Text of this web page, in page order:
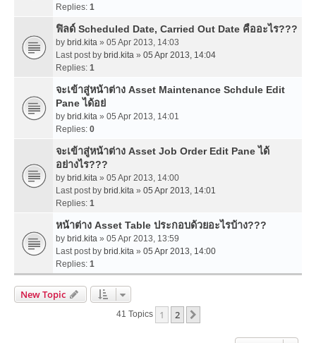
Replies: 1
ฟิลด์ Scheduled Date, Carried Out Date คืออะไร???
by brid.kita » 05 Apr 2013, 14:03
Last post by brid.kita » 05 Apr 2013, 14:04
Replies: 1
จะเข้าสู่หน้าต่าง Asset Maintenance Schdule Edit
Pane ได้อย่
by brid.kita » 05 Apr 2013, 14:01
Replies: 0
จะเข้าสู่หน้าต่าง Asset Job Order Edit Pane ได้
อย่างไร???
by brid.kita » 05 Apr 2013, 14:00
Last post by brid.kita » 05 Apr 2013, 14:01
Replies: 1
หน้าต่าง Asset Table ประกอบด้วยอะไรบ้าง???
by brid.kita » 05 Apr 2013, 13:59
Last post by brid.kita » 05 Apr 2013, 14:00
Replies: 1
New Topic
41 Topics 1 2